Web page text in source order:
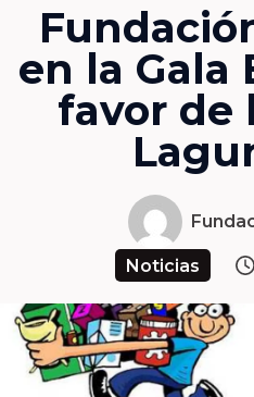
en la Gala
favor de
Noticias